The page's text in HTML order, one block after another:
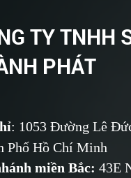
TY TNHH
PHÁT
: 1053 Đường Lê
Phố Hồ Chí Minh
miền Bắc: 43E